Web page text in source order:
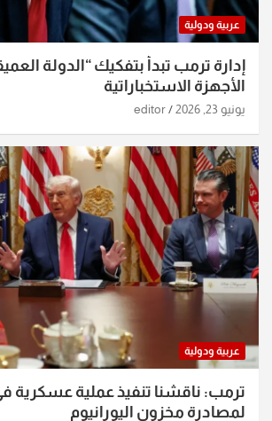
عربية ودولية
إدارة ترمب تبدأ بتفكيك “الدولة
الأجهزة الاستخباراتية
يونيو 23, 2026 editor
عربية ودولية
ترمب: ناقشنا تنفيذ عملية عسكرية
لمصادرة مخزون اليورانيوم